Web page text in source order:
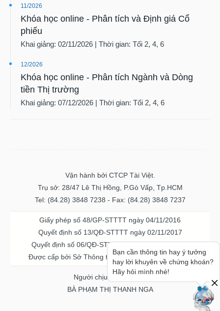
11/2026
Khóa học online - Phân tích và Định giá Cổ
phiếu
Khai giảng: 02/11/2026 | Thời gian: Tối 2, 4, 6
12/2026
Khóa học online - Phân tích Ngành và Dòng
tiền Thị trường
Khai giảng: 07/12/2026 | Thời gian: Tối 2, 4, 6
Vận hành bởi CTCP Tài Việt.
Trụ sở: 28/47 Lê Thị Hồng, P.Gò Vấp, Tp.HCM
Tel: (84.28) 3848 7238 - Fax: (84.28) 3848 7237
Giấy phép số 48/GP-STTTT ngày 04/11/2016
Quyết định số 13/QĐ-STTTT ngày 02/11/2017
Quyết định số 06/QĐ-STTTT-ICP ngày 20/07/2023
Được cấp bởi Sở Thông tin và Truyền thông TPHCM
Người chịu trách nhiệm
BÀ PHẠM THỊ THANH NGA
Bạn cần thông tin hay ý tưởng
hay lời khuyên về chứng khoán?
Hãy hỏi mình nhé!